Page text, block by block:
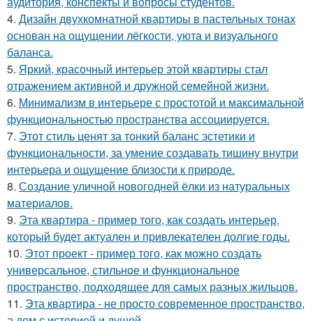
4. Дизайн двухкомнатной квартиры в пастельных тонах
основан на ощущении лёгкости, уюта и визуального
баланса.
5. Яркий, красочный интерьер этой квартиры стал
отражением активной и дружной семейной жизни.
6. Минимализм в интерьере с простотой и максимальной
функциональностью пространства ассоциируется.
7. Этот стиль ценят за тонкий баланс эстетики и
функциональности, за умение создавать тишину внутри
интерьера и ощущение близости к природе.
8. Создание уличной новогодней ёлки из натуральных
материалов.
9. Эта квартира - пример того, как создать интерьер,
который будет актуален и привлекателен долгие годы.
10. Этот проект - пример того, как можно создать
универсальное, стильное и функциональное
пространство, подходящее для самых разных жильцов.
11. Эта квартира - не просто современное пространство,